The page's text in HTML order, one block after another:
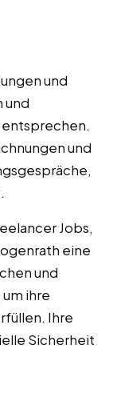
und
und
und
Jobs,
eine
und
ihre
Ihre
Sicherheit